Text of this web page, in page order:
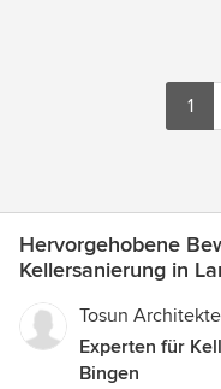
1
Hervorgehobene
Kellersanierung in
Tosun
Experten für
Bingen